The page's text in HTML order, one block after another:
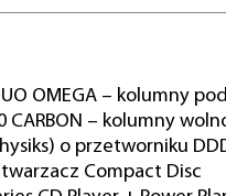
OMEGA – kolumny
CARBON – kolumny
o przetworniku
Compact Disc